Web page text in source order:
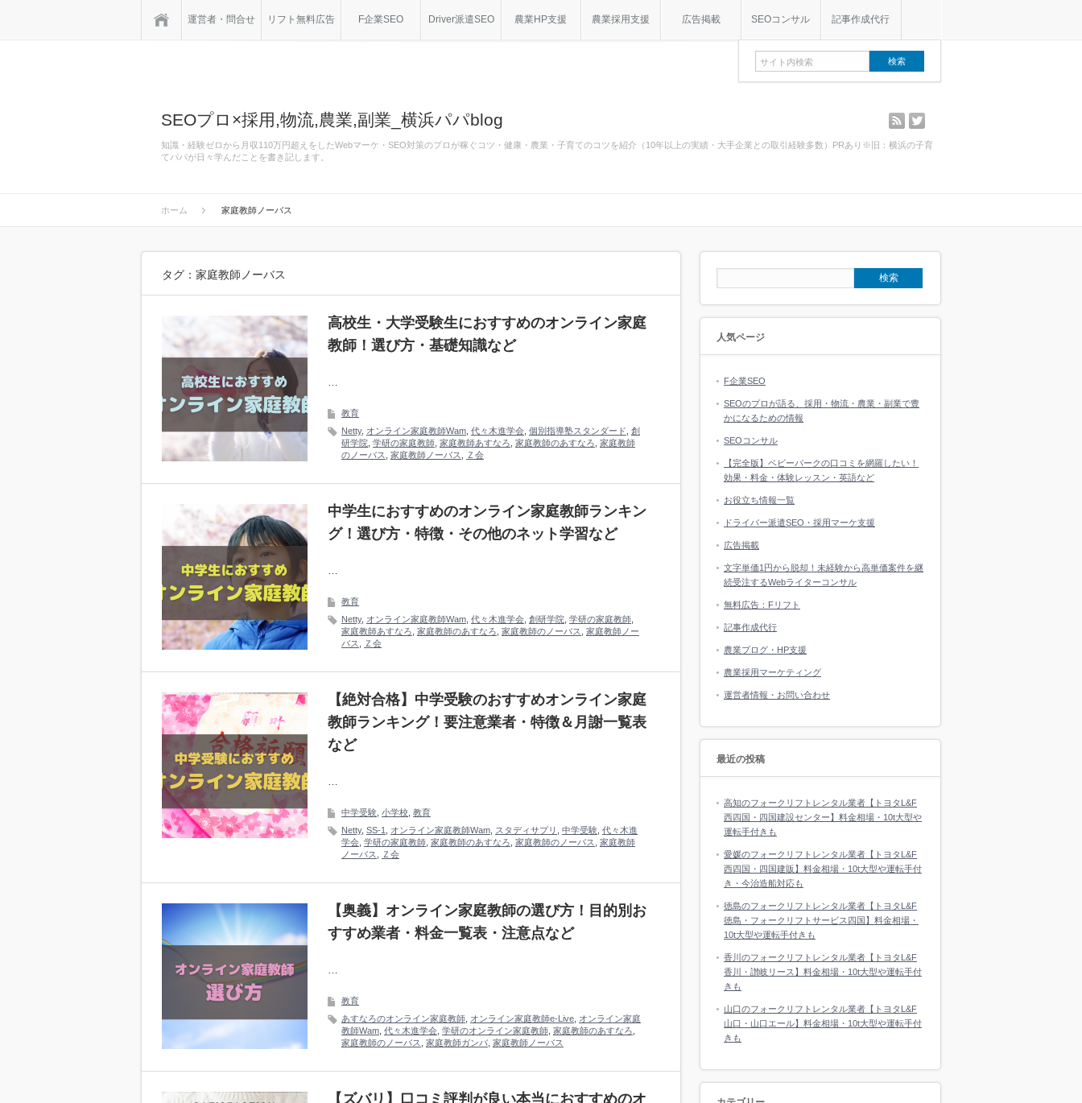
運営者・問合せ リフト無料広告 F企業SEO Driver派遣SEO 農業HP支援 農業採用支援 広告掲載 SEOコンサル 記事作成代行
SEOプロ×採用,物流,農業,副業_横浜パパblog
知識・経験ゼロから月収110万円超えをしたWebマーケ・SEO対策のプロが稼ぐコツ・健康・農業・子育てのコツを紹介（10年以上の実績・大手企業との取引経験多数）PRあり※旧：横浜の子育
てパパが日々学んだことを書き記します。
rss
ホーム 家庭教師ノーバス
タグ：家庭教師ノーバス
高校生・大学受験生におすすめのオンライン家庭
教師！選び方・基礎知識など
…
教育
Netty, オンライン家庭教師Wam 代々木進学会 個別指導塾スタンダード 創
研学院 学研の家庭教師 家庭教師あすなろ 家庭教師のあすなろ 家庭教師
のノーバス
家庭教師ノーバス Ｚ会
中学生におすすめのオンライン家庭教師ランキン
グ！選び方・特徴・その他のネット学習など
…
教育
Netty, オンライン家庭教師Wam 代々木進学会 創研学院 学研の家庭教師
家庭教師あすなろ 家庭教師のあすなろ 家庭教師のノーバス
家庭教師ノー
バス
Ｚ会
【絶対合格】中学受験のおすすめオンライン家庭
教師ランキング！要注意業者・特徴＆月謝一覧表
など
…
中学受験 小学校 教育
Netty, SS-1 オンライン家庭教師Wam スタディサプリ 中学受験 代々木進
学会 学研の家庭教師 家庭教師のあすなろ 家庭教師のノーバス
家庭教師
ノーバス
Ｚ会
【奥義】オンライン家庭教師の選び方！目的別お
すすめ業者・料金一覧表・注意点など
…
教育
あすなろのオンライン家庭教師 オンライン家庭教師e-Live オンライン家庭
教師Wam 代々木進学会 学研のオンライン家庭教師 家庭教師のあすなろ
家庭教師のノーバス
家庭教師ガンバ 家庭教師ノーバス
【ズバリ】口コミ評判が良い本当におすすめのオ
人気ページ
F企業SEO
SEOのプロが語る、採用・物流・農業・副業で豊
かになるための情報
SEOコンサル
【完全版】ベビーパークの口コミを網羅したい！
効果・料金・体験レッスン・英語など
お役立ち情報一覧
ドライバー派遣SEO・採用マーケ支援
広告掲載
文字単価1円から脱却！未経験から高単価案件を継
続受注するWebライターコンサル
無料広告：Fリフト
記事作成代行
農業ブログ・HP支援
農業採用マーケティング
運営者情報・お問い合わせ
最近の投稿
高知のフォークリフトレンタル業者【トヨタL&F
西四国・四国建設センター】料金相場・10t大型や
運転手付きも
愛媛のフォークリフトレンタル業者【トヨタL&F
西四国・四国建販】料金相場・10t大型や運転手付
き・今治造船対応も
徳島のフォークリフトレンタル業者【トヨタL&F
徳島・フォークリフトサービス四国】料金相場・
10t大型や運転手付きも
香川のフォークリフトレンタル業者【トヨタL&F
香川・讃岐リース】料金相場・10t大型や運転手付
きも
山口のフォークリフトレンタル業者【トヨタL&F
山口・山口エール】料金相場・10t大型や運転手付
きも